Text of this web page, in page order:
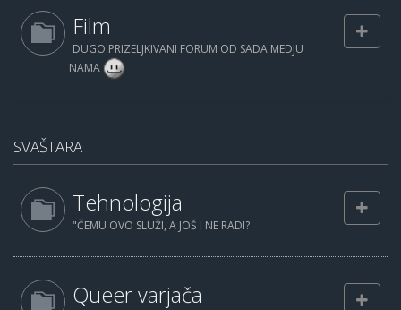
Film
DUGO PRIZELJKIVANI FORUM OD SADA MEDJU
NAMA
SVAŠTARA
Tehnologija
"ČEMU OVO SLUŽI, A JOŠ I NE RADI?
Queer varjača